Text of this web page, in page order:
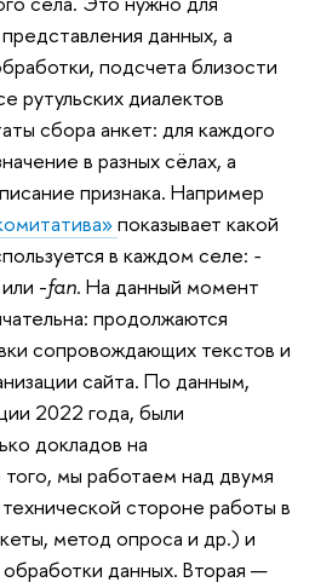
данных, а
подсчета близости
рутульских диалектов
сбора анкет: для каждого
в разных сёлах, а
признака. Например
показывает какой
в каждом селе: -
или -fan. На данный момент
продолжаются
сопровождающих текстов и
сайта. По данным,
2022 года, были
докладов на
мы работаем над двумя
стороне работы в
метод опроса и др.) и
данных. Вторая —